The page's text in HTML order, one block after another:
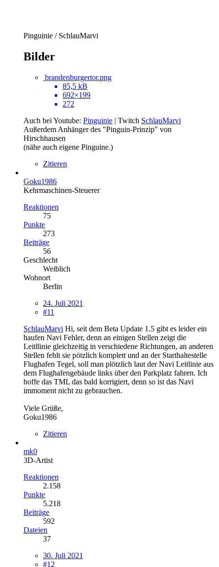
Pinguinie / SchlauMarvi
Bilder
brandenburgertor.png
85,5 kB
692×199
272
Auch bei Youtube: Pinguinie | Twitch SchlauMarvi
Außerdem Anhänger des "Pinguin-Prinzip" von
Hirschhausen
(nähe auch eigene Pinguine.)
Zitieren
Goku1986
Kehrmaschinen-Steuerer
Reaktionen
75
Punkte
273
Beiträge
56
Geschlecht
Weiblich
Wohnort
Berlin
24. Juli 2021
#11
SchlauMarvi Hi, seit dem Beta Update 1.5 gibt es leider ein
haufen Navi Fehler, denn an einigen Stellen zeigt die
Leitllinie gleichzeitig in verschiedene Richtungen, an anderen
Stellen fehlt sie pötzlich komplett und an der Starthaltestelle
Flughafen Tegel, soll man plötzlich laut der Navi Leitlinie aus
dem Flughafengebäude links über den Parkplatz fahren. Ich
hoffe das TML das bald korrigiert, denn so ist das Navi
immoment nicht zu gebrauchen.
Viele Grüße,
Goku1986
Zitieren
mk0
3D-Artist
Reaktionen
2.158
Punkte
5.218
Beiträge
592
Dateien
37
30. Juli 2021
#12